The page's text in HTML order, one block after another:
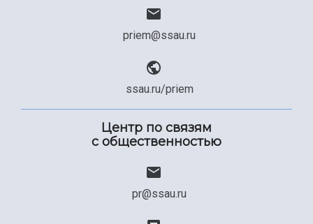
priem@ssau.ru
ssau.ru/priem
Центр по связям
с общественностью
pr@ssau.ru